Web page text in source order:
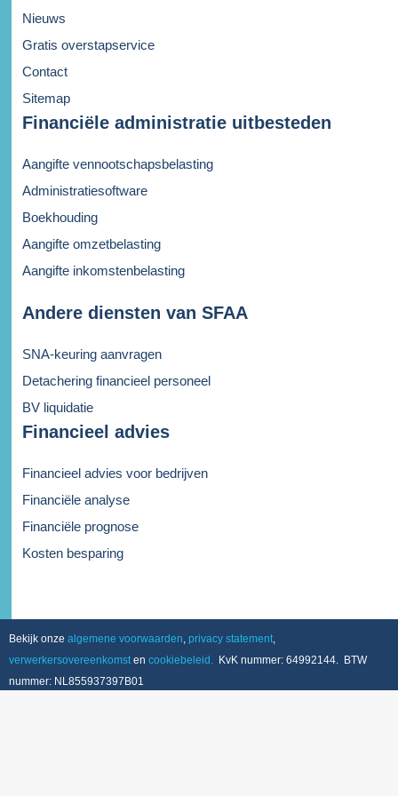
Nieuws
Gratis overstapservice
Contact
Sitemap
Financiële administratie uitbesteden
Aangifte vennootschapsbelasting
Administratiesoftware
Boekhouding
Aangifte omzetbelasting
Aangifte inkomstenbelasting
Andere diensten van SFAA
SNA-keuring aanvragen
Detachering financieel personeel
BV liquidatie
Financieel advies
Financieel advies voor bedrijven
Financiële analyse
Financiële prognose
Kosten besparing
Bekijk onze algemene voorwaarden privacy statement
verwerkersovereenkomst en cookiebeleid.
KvK nummer: 64992144. BTW
nummer: NL855937397B01